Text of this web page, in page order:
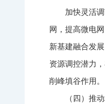
加快灵活
网，提高微电
新基建融合发
资源调控潜力
削峰填谷作用
（四）推